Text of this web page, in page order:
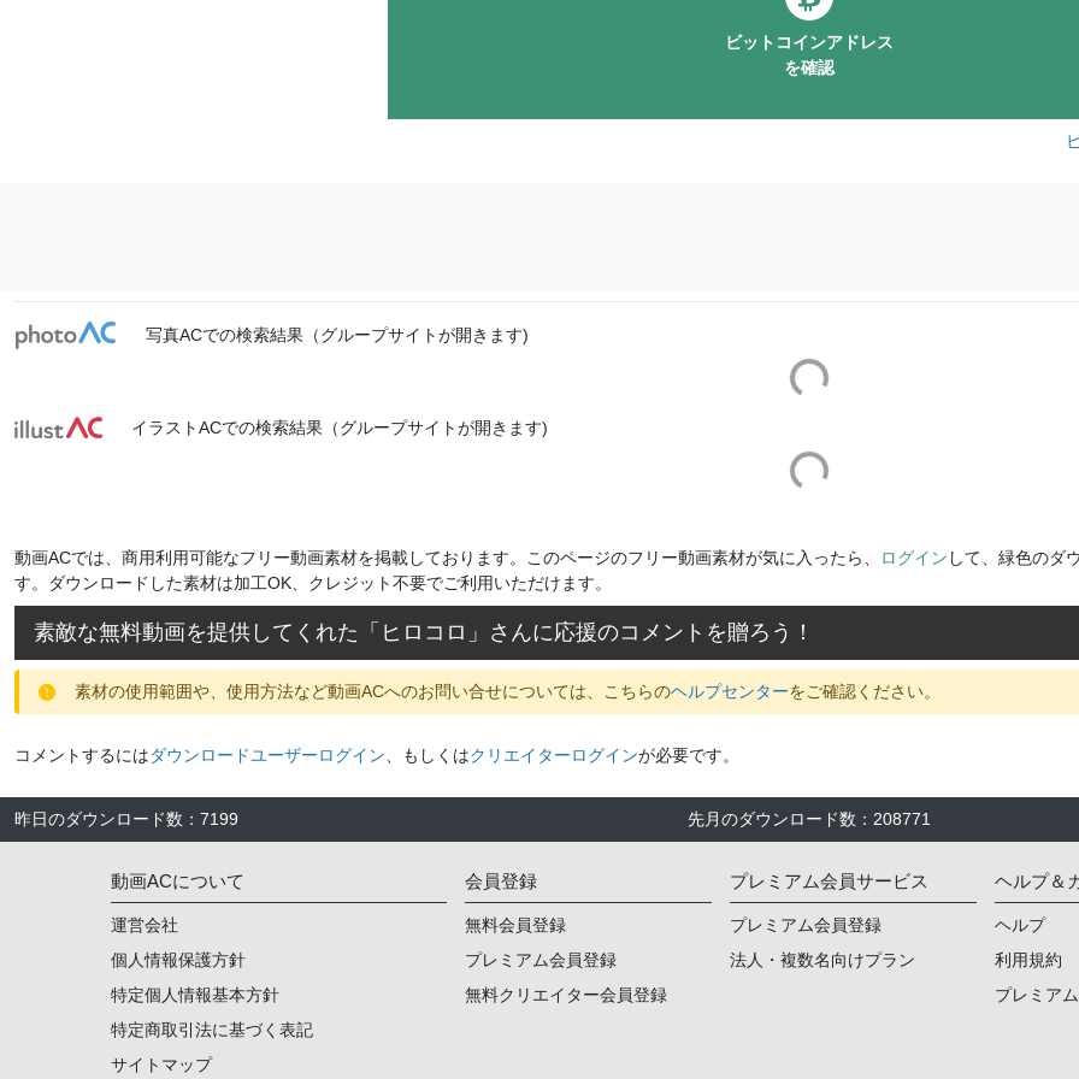
ビットコインアドレス
を確認
写真ACでの検索結果（グループサイトが開きます)
Loading...
イラストACでの検索結果（グループサイトが開きます)
Loading...
動画ACでは、商用利用可能なフリー動画素材を掲載しております。このページのフリー動画素材が気に入ったら、 ログイン して、緑色のダ
す。ダウンロードした素材は加工OK、クレジット不要でご利用いただけます。
素敵な無料動画を提供してくれた「 ヒロコロ 」さんに応援のコメントを贈ろう！
素材の使用範囲や、使用方法など動画ACへのお問い合せについては、こちらのヘルプセンターをご確認ください。
コメントするにはダウンロードユーザーログイン 、もしくはクリエイターログインが必要です。
昨日のダウンロード数 ： 7199 先月のダウンロード数 ： 208771
動画ACについて
運営会社
個人情報保護方針
特定個人情報基本方針
特定商取引法に基づく表記
サイトマップ
会員登録
無料会員登録
プレミアム会員登録
無料クリエイター会員登録
プレミアム会員サービス
プレミアム会員登録
法人・複数名向けプラン
ヘルプ＆
ヘルプ
利用規約
プレミア